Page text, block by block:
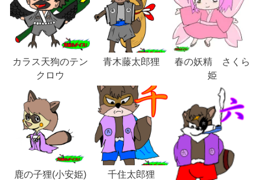
カラス天狗のテン
クロウ
青木藤太郎狸
春の妖精 さくら
姫
鹿の子狸(小安姫) 千住太郎狸